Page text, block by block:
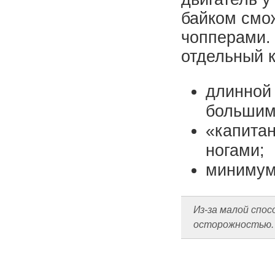
байком
отдельный
ногами;
Из-за малой
осторожностью.